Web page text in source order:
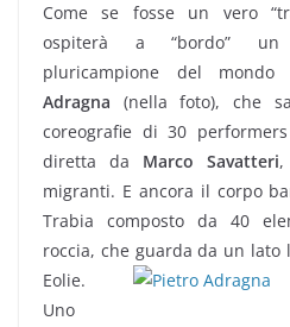
Come se fosse un vero
ospiterà a “bordo” un
pluricampione del
Adragna (nella foto), che
coreografie di 30
diretta da Marco Savatteri,
migranti. E ancora il corpo
Trabia composto da 40
roccia, che guarda da un lato
Eolie.
Uno